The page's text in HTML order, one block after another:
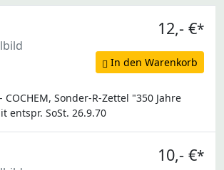
12,- €*
In den Warenkorb
- COCHEM, Sonder-R-Zettel "350 Jahre
entspr. SoSt. 26.9.70
10,- €*